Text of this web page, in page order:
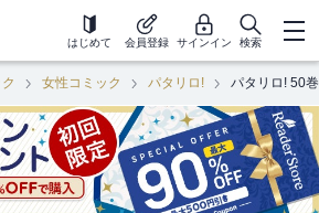
はじめて 会員登録 サインイン 検索
女性コミック パタリロ! パタリロ! 50巻